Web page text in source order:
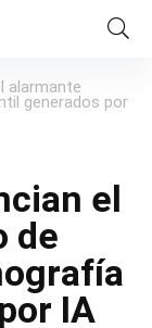
alarmante
generados por
el
de
IA